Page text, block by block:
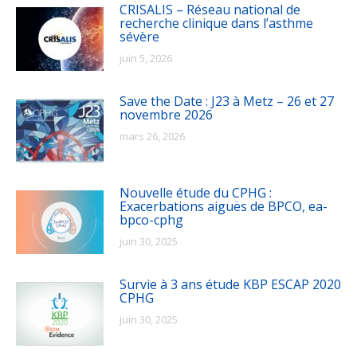
CRISALIS – Réseau national de
recherche clinique dans l’asthme
sévère
juin 5, 2026
Save the Date : J23 à Metz – 26 et 27
novembre 2026
mars 26, 2026
Nouvelle étude du CPHG :
Exacerbations aiguës de BPCO, ea-
bpco-cphg
juin 30, 2025
Survie à 3 ans étude KBP ESCAP 2020
CPHG
juin 30, 2025